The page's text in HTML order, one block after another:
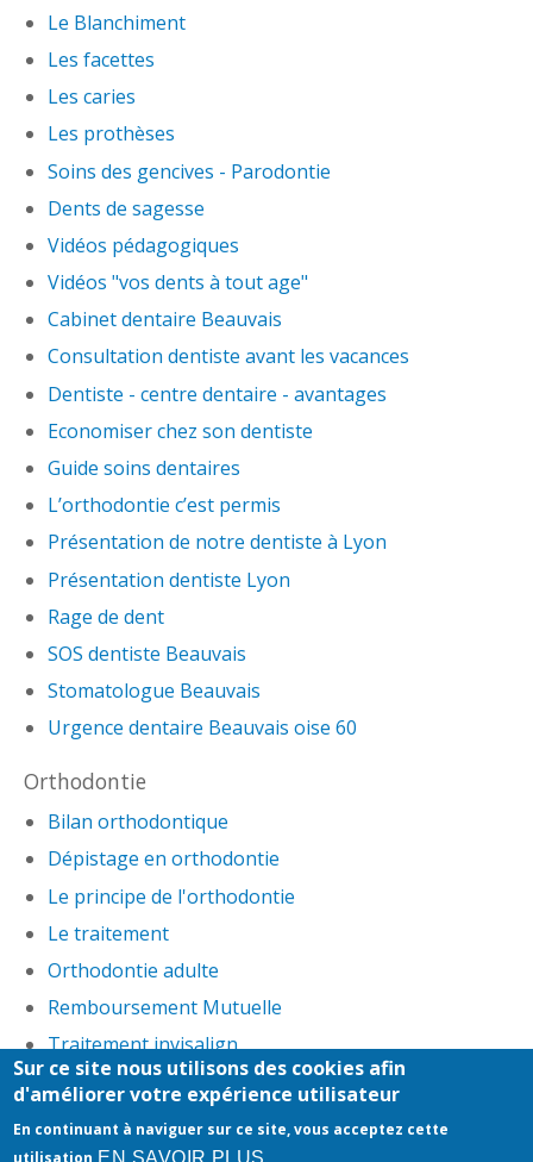
Le Blanchiment
Les facettes
Les caries
Les prothèses
Soins des gencives - Parodontie
Dents de sagesse
Vidéos pédagogiques
Vidéos "vos dents à tout age"
Cabinet dentaire Beauvais
Consultation dentiste avant les vacances
Dentiste - centre dentaire - avantages
Economiser chez son dentiste
Guide soins dentaires
L’orthodontie c’est permis
Présentation de notre dentiste à Lyon
Présentation dentiste Lyon
Rage de dent
SOS dentiste Beauvais
Stomatologue Beauvais
Urgence dentaire Beauvais oise 60
Orthodontie
Bilan orthodontique
Dépistage en orthodontie
Le principe de l'orthodontie
Le traitement
Orthodontie adulte
Remboursement Mutuelle
Traitement invisalign
Honoraires-Mentions légales-Infos Conseil de
l'Ordre- site web du cabinet dentaire créé par
Sur ce site nous utilisons des cookies afin
d'améliorer votre expérience utilisateur
En continuant à naviguer sur ce site, vous acceptez cette
utilisation EN SAVOIR PLUS